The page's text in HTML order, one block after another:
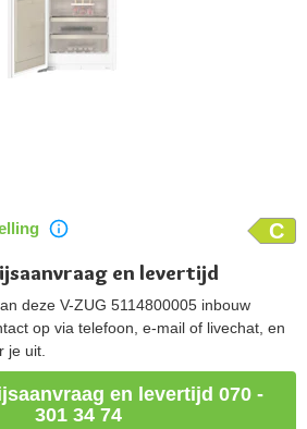
C
en levertijd
deze V-ZUG 5114800005 inbouw
op via telefoon, e-mail of livechat, en
je uit.
en levertijd 070 -
301 34 74